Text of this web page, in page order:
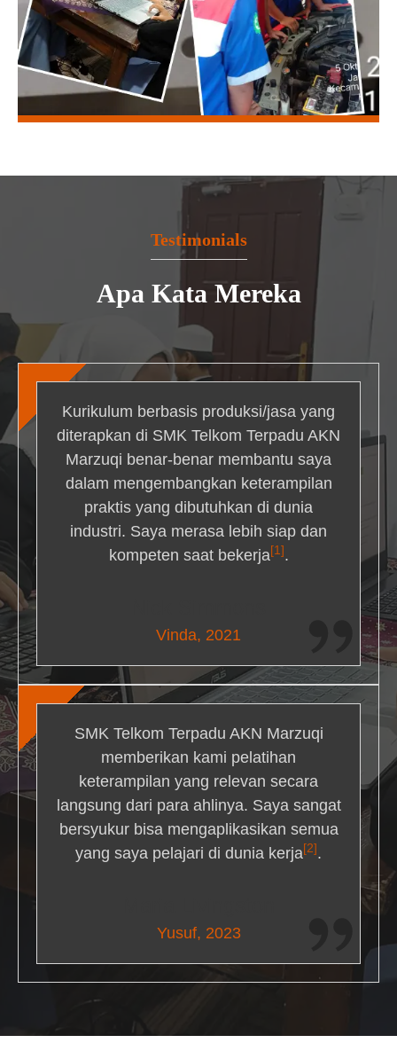
Testimonials
Apa Kata Mereka
Kurikulum berbasis produksi/jasa yang
diterapkan di SMK Telkom Terpadu AKN
Marzuqi benar-benar membantu saya
dalam mengembangkan keterampilan
praktis yang dibutuhkan di dunia
industri. Saya merasa lebih siap dan
kompeten saat bekerja[1] .
Vinda, 2021
SMK Telkom Terpadu AKN Marzuqi
memberikan kami pelatihan
keterampilan yang relevan secara
langsung dari para ahlinya. Saya sangat
bersyukur bisa mengaplikasikan semua
yang saya pelajari di dunia kerja[2] .
Yusuf, 2023